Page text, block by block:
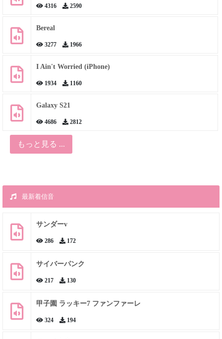
4316 2590
Bereal
3277 1966
I Ain't Worried (iPhone)
1934 1160
Galaxy S21
4686 2812
もっと見る ...
最新着信音
サンダーv
286 172
サイバーパンク
217 130
甲子園 ラッキー7 ファンファーレ
324 194